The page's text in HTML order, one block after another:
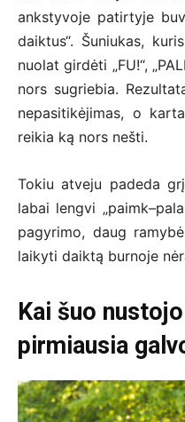
ankstyvoje patirtyje
daiktus“. Šuniukas,
nuolat girdėti „FU!“,
nors sugriebia.
nepasitikėjimas, o
reikia ką nors nešti.
Tokiu atveju padeda
labai lengvi
pagyrimo, daug
laikyti daiktą burnoje
Kai šuo
pirmiausia